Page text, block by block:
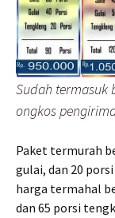
Sudah termasuk
ongkos
Paket termurah
gulai, dan 20
harga termahal
dan 65 porsi